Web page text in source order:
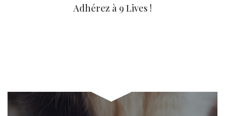
Adhérez à 9 Lives !